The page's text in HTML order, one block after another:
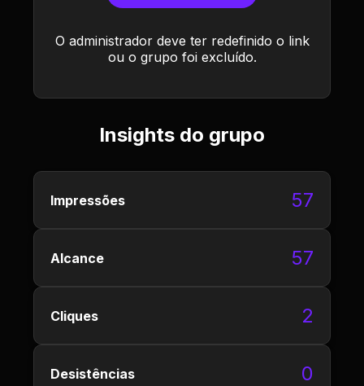
O administrador deve ter redefinido o link
ou o grupo foi excluído.
Insights do grupo
Impressões 57
Alcance 57
Cliques 2
Desistências 0